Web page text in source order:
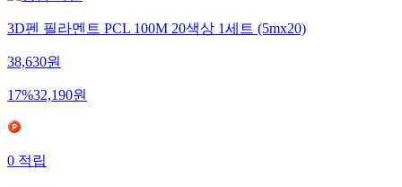
3D펜 필라멘트 PCL 100M 20색상 1세트 (5mx20)
38,630원
17%32,190원
0적립